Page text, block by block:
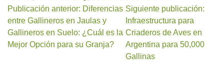
Publicación anterior: Diferencias
entre Gallineros en Jaulas y
Gallineros en Suelo: ¿Cuál es la
Mejor Opción para su Granja?
Siguiente publicación:
Infraestructura para
Criaderos de Aves en
Argentina para 50,000
Gallinas